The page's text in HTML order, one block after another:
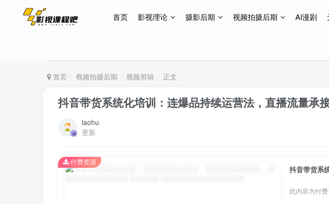
首页 影视理论 摄影后期 视频拍摄后期 AI漫剧
特惠终身会员299元，网站所有内容都可观看，终身免费更新
首页 视频拍摄后期 视频剪辑 正文
抖音带货系统化培训：连爆品持续运营法，直播流量承
laohu
更新
抖音带货系
此内容为付
付费资源